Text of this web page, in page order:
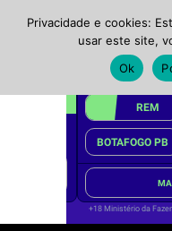
Privacidade e cookies:
usar este site,
Ok